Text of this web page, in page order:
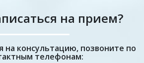
на прием?
на консультацию, позвоните по
телефонам: